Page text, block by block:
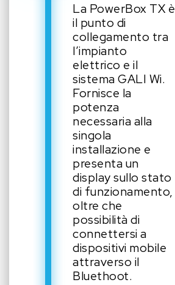
La PowerBox TX è
il punto di
collegamento tra
l’impianto
elettrico e il
sistema GALI Wi.
Fornisce la
potenza
necessaria alla
singola
installazione e
presenta un
display sullo stato
di funzionamento,
oltre che
possibilità di
connettersi a
dispositivi mobile
attraverso il
Bluethoot.